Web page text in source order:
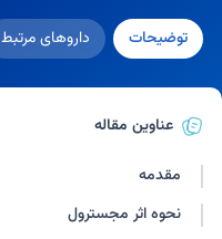
توضیحات داروهای مرتبط
عناوین مقاله
مقدمه
نحوه اثر مجسترول